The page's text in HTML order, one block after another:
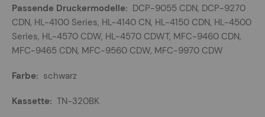
Mehr
Informationen
DCP-9055 CDN, DCP-9270
CDN, HL-4100 Series, HL-4140 CN, HL-4150 CDN, HL-4500
Series, HL-4570 CDW, HL-4570 CDWT, MFC-9460 CDN,
MFC-9465 CDN, MFC-9560 CDW, MFC-9970 CDW
schwarz
TN-320BK